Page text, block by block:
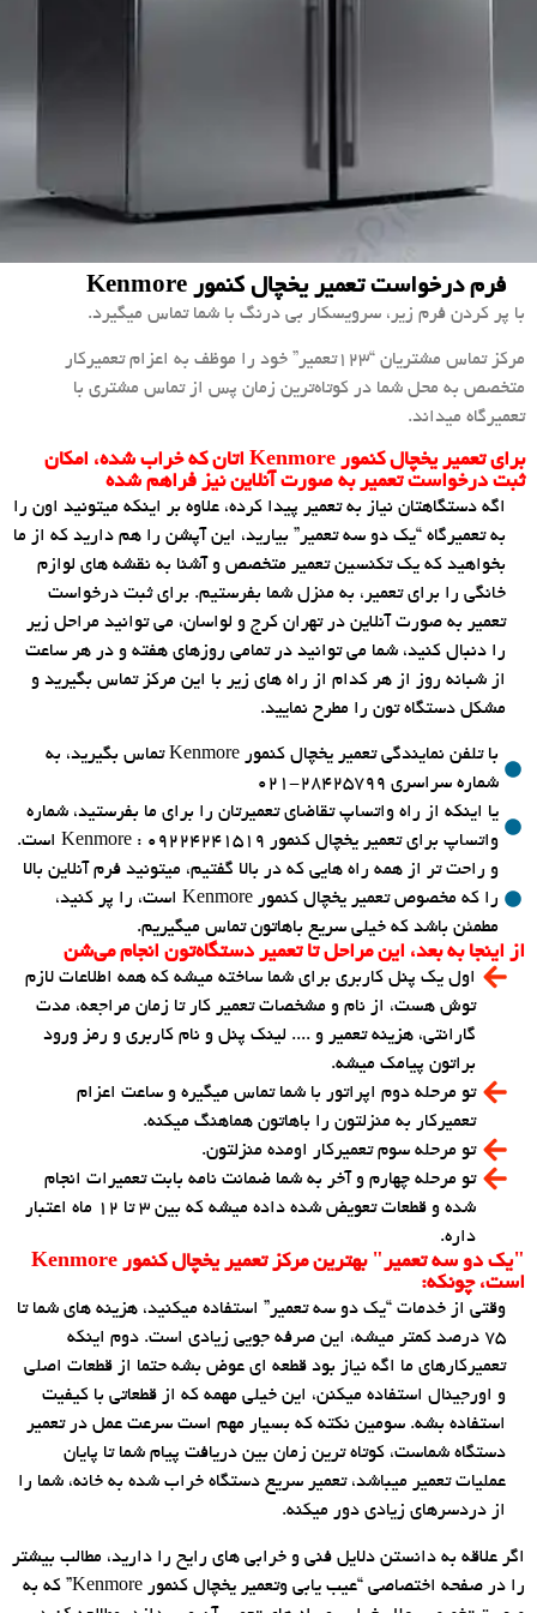
فرم درخواست تعمیر یخچال کنمور Kenmore
با پر کردن فرم زیر، سرویسکار بی درنگ با شما تماس میگیرد.
مرکز تماس مشتریان “۱۲۳تعمیر” خود را موظف به اعزام تعمیرکار
متخصص به محل شما در کوتاه‌ترین زمان پس از تماس مشتری با
تعمیرگاه میداند.
برای تعمیر یخچال کنمور Kenmore اتان که خراب شده، امکان
ثبت درخواست تعمیر به صورت آنلاین نیز فراهم شده
اگه دستگاهتان نیاز به تعمیر پیدا کرده، علاوه بر اینکه میتونید اون را
به تعمیرگاه “یک دو سه تعمیر” بیارید، این آپشن را هم دارید که از ما
بخواهید که یک تکنسین تعمیر متخصص و آشنا به نقشه های لوازم
خانگی را برای تعمیر، به منزل شما بفرستیم. برای ثبت درخواست
تعمیر به صورت آنلاین در تهران کرج و لواسان، می توانید مراحل زیر
را دنبال کنید، شما می توانید در تمامی روزهای هفته و در هر ساعت
از شبانه روز از هر کدام از راه های زیر با این مرکز تماس بگیرید و
مشکل دستگاه تون را مطرح نمایید.
با تلفن نمایندگی تعمیر یخچال کنمور Kenmore تماس بگیرید، به
شماره سراسری ۲۸۴۲۵۷۹۹-۰۲۱
یا اینکه از راه واتساپ تقاضای تعمیرتان را برای ما بفرستید، شماره
واتساپ برای تعمیر یخچال کنمور Kenmore : 09224241519 است.
و راحت تر از همه راه هایی که در بالا گفتیم، میتونید فرم آنلاین بالا
را که مخصوص تعمیر یخچال کنمور Kenmore است، را پر کنید،
مطمئن باشد که خیلی سریع باهاتون تماس میگیریم.
از اینجا به بعد، این مراحل تا تعمیر دستگاه‌تون انجام می‌شن
اول یک پنل کاربری برای شما ساخته میشه که همه اطلاعات لازم
توش هست، از نام و مشخصات تعمیر کار تا زمان مراجعه، مدت
گارانتی، هزینه تعمیر و .... لینک پنل و نام کاربری و رمز ورود
براتون پیامک میشه.
تو مرحله دوم اپراتور با شما تماس میگیره و ساعت اعزام
تعمیرکار به منزلتون را باهاتون هماهنگ میکنه.
تو مرحله سوم تعمیرکار اومده منزلتون.
تو مرحله چهارم و آخر به شما ضمانت نامه بابت تعمیرات انجام
شده و قطعات تعویض شده داده میشه که بین 3 تا 12 ماه اعتبار
داره.
"یک دو سه تعمیر" بهترین مرکز تعمیر یخچال کنمور Kenmore
است، چونکه:
وقتی از خدمات “یک دو سه تعمیر” استفاده میکنید، هزینه های شما تا
75 درصد کمتر میشه، این صرفه جویی زیادی است. دوم اینکه
تعمیرکارهای ما اگه نیاز بود قطعه ای عوض بشه حتما از قطعات اصلی
و اورجینال استفاده میکنن، این خیلی مهمه که از قطعاتی با کیفیت
استفاده بشه. سومین نکته که بسیار مهم است سرعت عمل در تعمیر
دستگاه شماست، کوتاه ترین زمان بین دریافت پیام شما تا پایان
عملیات تعمیر میباشد، تعمیر سریع دستگاه خراب شده به خانه، شما را
از دردسرهای زیادی دور میکنه.
اگر علاقه به دانستن دلایل فنی و خرابی های رایح را دارید، مطالب بیشتر
را در صفحه اختصاصی “عیب یابی وتعمیر یخچال کنمور Kenmore” که به